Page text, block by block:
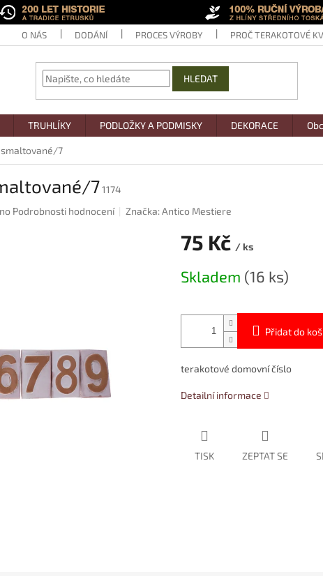
O NÁS DODÁNÍ PROCES VÝROBY PROČ TERAKOTOVÉ
HLEDAT
TRUHLÍKY PODLOŽKY A PODMISKY DEKORACE
smaltované/7
71174
Podrobnosti hodnocení Značka:Antico Mestiere
75 Kč / ks
cena:
Skladem (16 ks)
Přidat do
terakotové domovní číslo
Detailní informace
TISK ZEPTAT SE